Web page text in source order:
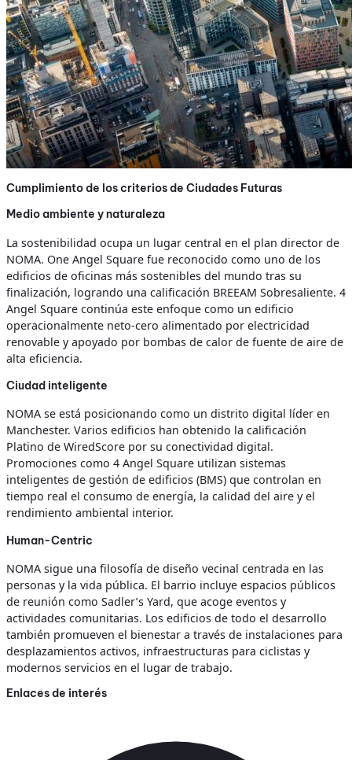
Cumplimiento de los criterios de Ciudades Futuras
Medio ambiente y naturaleza
La sostenibilidad ocupa un lugar central en el plan director de
NOMA. One Angel Square fue reconocido como uno de los
edificios de oficinas más sostenibles del mundo tras su
finalización, logrando una calificación BREEAM Sobresaliente. 4
Angel Square continúa este enfoque como un edificio
operacionalmente neto-cero alimentado por electricidad
renovable y apoyado por bombas de calor de fuente de aire de
alta eficiencia.
Ciudad inteligente
NOMA se está posicionando como un distrito digital líder en
Manchester. Varios edificios han obtenido la calificación
Platino de WiredScore por su conectividad digital.
Promociones como 4 Angel Square utilizan sistemas
inteligentes de gestión de edificios (BMS) que controlan en
tiempo real el consumo de energía, la calidad del aire y el
rendimiento ambiental interior.
Human-Centric
NOMA sigue una filosofía de diseño vecinal centrada en las
personas y la vida pública. El barrio incluye espacios públicos
de reunión como Sadler’s Yard, que acoge eventos y
actividades comunitarias. Los edificios de todo el desarrollo
también promueven el bienestar a través de instalaciones para
desplazamientos activos, infraestructuras para ciclistas y
modernos servicios en el lugar de trabajo.
Enlaces de interés